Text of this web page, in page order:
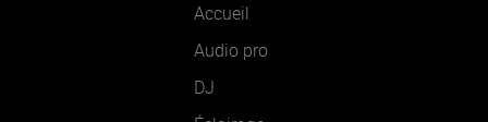
Accueil
Audio pro
DJ